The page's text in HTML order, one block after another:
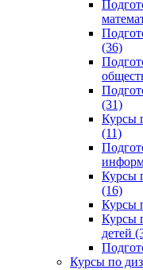
(36)
(31)
Курсы
(11)
Курсы
(16)
Курсы
Курсы
детей
Курсы по